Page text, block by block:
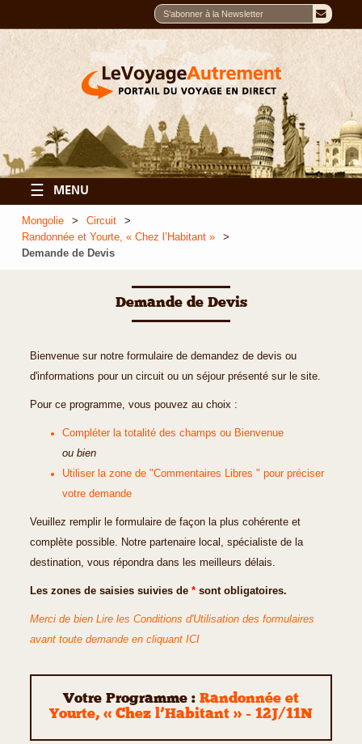
☰ MENU
Mongolie
Circuit
Randonnée et Yourte, « Chez l’Habitant »
Demande de Devis
Demande de Devis
Bienvenue sur notre formulaire de demandez de devis ou
d'informations pour un circuit ou un séjour présenté sur le site.
Pour ce programme, vous pouvez au choix :
Compléter la totalité des champs ou Bienvenue
ou bien
Utiliser la zone de "Commentaires Libres " pour préciser
votre demande
Veuillez remplir le formulaire de façon la plus cohérente et
complète possible. Notre partenaire local, spécialiste de la
destination, vous répondra dans les meilleurs délais.
Les zones de saisies suivies de * sont obligatoires.
Merci de bien Lire les Conditions d'Utilisation des formulaires
avant toute demande en cliquant ICI
Votre Programme : Randonnée et
Yourte, « Chez l’Habitant » - 12J/11N